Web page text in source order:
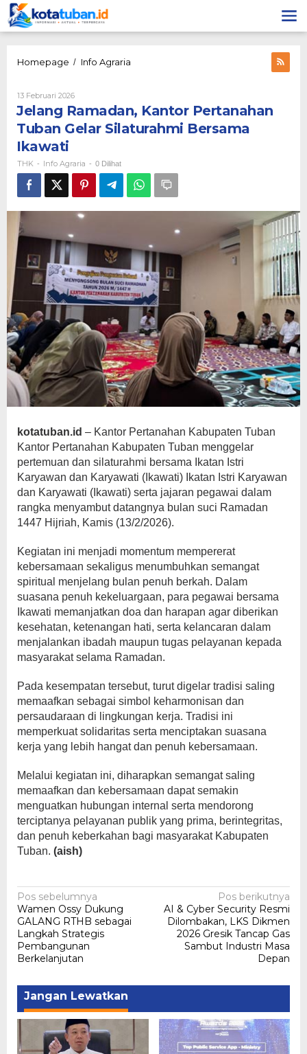
Lewati
ke
konten
Homepage / Info Agraria
Tuban
Gelar
Silaturahmi
13 Februari 2026Oleh
THK
Jelang Ramadan, Kantor Pertanahan
Tuban Gelar Silaturahmi Bersama
Ikawati
THK - Info Agraria - 0 Dilihat
kotatuban.id – Kantor Pertanahan Kabupaten Tuban
Kantor Pertanahan Kabupaten Tuban menggelar
pertemuan dan silaturahmi bersama Ikatan Istri
Karyawan dan Karyawati (Ikawati) Ikatan Istri Karyawan
dan Karyawati (Ikawati) serta jajaran pegawai dalam
rangka menyambut datangnya bulan suci Ramadan
1447 Hijriah, Kamis (13/2/2026).
Kegiatan ini menjadi momentum mempererat
kebersamaan sekaligus menumbuhkan semangat
spiritual menjelang bulan penuh berkah. Dalam
suasana penuh kekeluargaan, para pegawai bersama
Ikawati memanjatkan doa dan harapan agar diberikan
kesehatan, ketenangan hati, serta kelancaran dalam
menjalankan ibadah maupun tugas pelayanan kepada
masyarakat selama Ramadan.
Pada kesempatan tersebut, turut digelar tradisi saling
memaafkan sebagai simbol keharmonisan dan
persaudaraan di lingkungan kerja. Tradisi ini
memperkuat solidaritas serta menciptakan suasana
kerja yang lebih hangat dan penuh kebersamaan.
Melalui kegiatan ini, diharapkan semangat saling
memaafkan dan kebersamaan dapat semakin
menguatkan hubungan internal serta mendorong
terciptanya pelayanan publik yang prima, berintegritas,
dan penuh keberkahan bagi masyarakat Kabupaten
Tuban. (aish)
Navigasi
pos
Pos sebelumnya
Wamen Ossy Dukung
GALANG RTHB sebagai
Langkah Strategis
Pembangunan
Berkelanjutan
Pos berikutnya
AI & Cyber Security Resmi
Dilombakan, LKS Dikmen
2026 Gresik Tancap Gas
Sambut Industri Masa
Depan
Jangan Lewatkan